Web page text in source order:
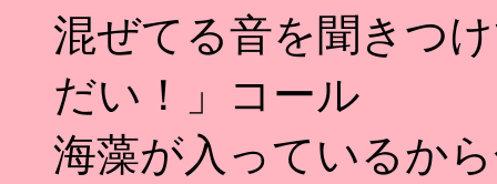
混ぜてる音を聞きつ
だい！」コール
海藻が入っているか